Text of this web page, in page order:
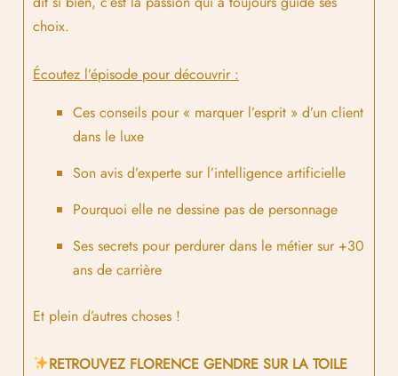
choix.
Écoutez l’épisode pour découvrir :
Ces conseils pour « marquer l’esprit » d’un client
dans le luxe
Son avis d’experte sur l’intelligence artificielle
Pourquoi elle ne dessine pas de personnage
Ses secrets pour perdurer dans le métier sur +30
ans de carrière
Et plein d’autres choses !
RETROUVEZ FLORENCE GENDRE SUR LA TOILE